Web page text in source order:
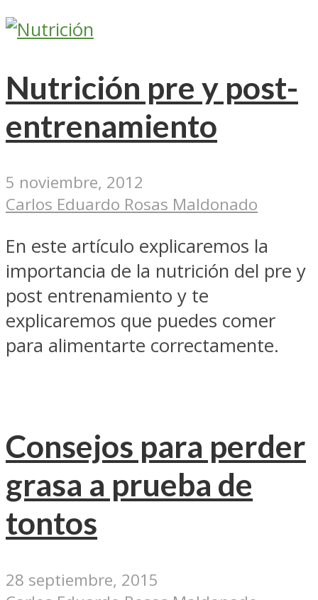
Nutrición pre y post-
entrenamiento
5 noviembre, 2012
Carlos Eduardo Rosas Maldonado
En este artículo explicaremos la
importancia de la nutrición del pre y
post entrenamiento y te
explicaremos que puedes comer
para alimentarte correctamente.
Consejos para perder
grasa a prueba de
tontos
28 septiembre, 2015